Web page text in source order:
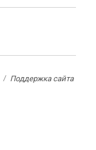
Поддержка сайта